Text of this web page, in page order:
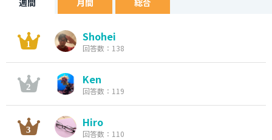
週間 月間 総合
Shohei
回答数：138
Ken
回答数：119
Hiro
回答数：110